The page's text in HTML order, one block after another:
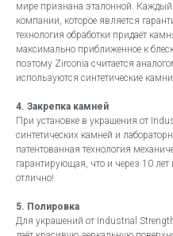
мире признана эталонной. Каждый
компании, которое является
технология обработки придаёт
максимально приближенное к
поэтому Zirconia считается
используются синтетические
4. Закрепка камней
При установке в украшения от
синтетических камней и
патентованная технология
гарантирующая, что и через 10 лет
отлично!
5. Полировка
Для украшений от Industrial